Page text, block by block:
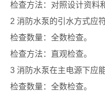
检查方法：对照设计资料
2 消防水泵的引水方式应
检查数量：全数检查。
检查方法：直观检查。
3 消防水泵在主电源下应
检查数量：全数检查。